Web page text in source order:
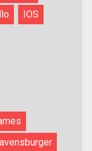
IOS